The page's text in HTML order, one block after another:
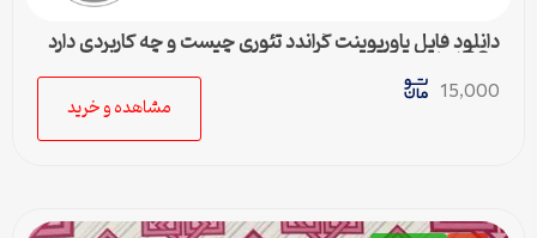
دانلود فایل پاورپوینت گراندد تئوری چیست و چه کاربردی دارد
15,000
مشاهده و خرید